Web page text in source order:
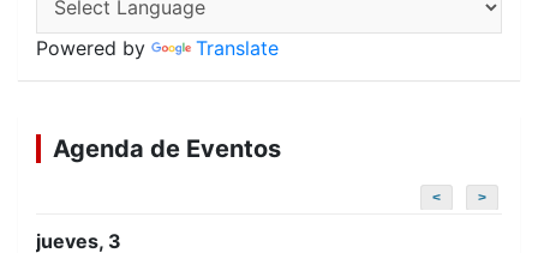
Powered by Translate
Agenda de Eventos
< >
jueves, 3